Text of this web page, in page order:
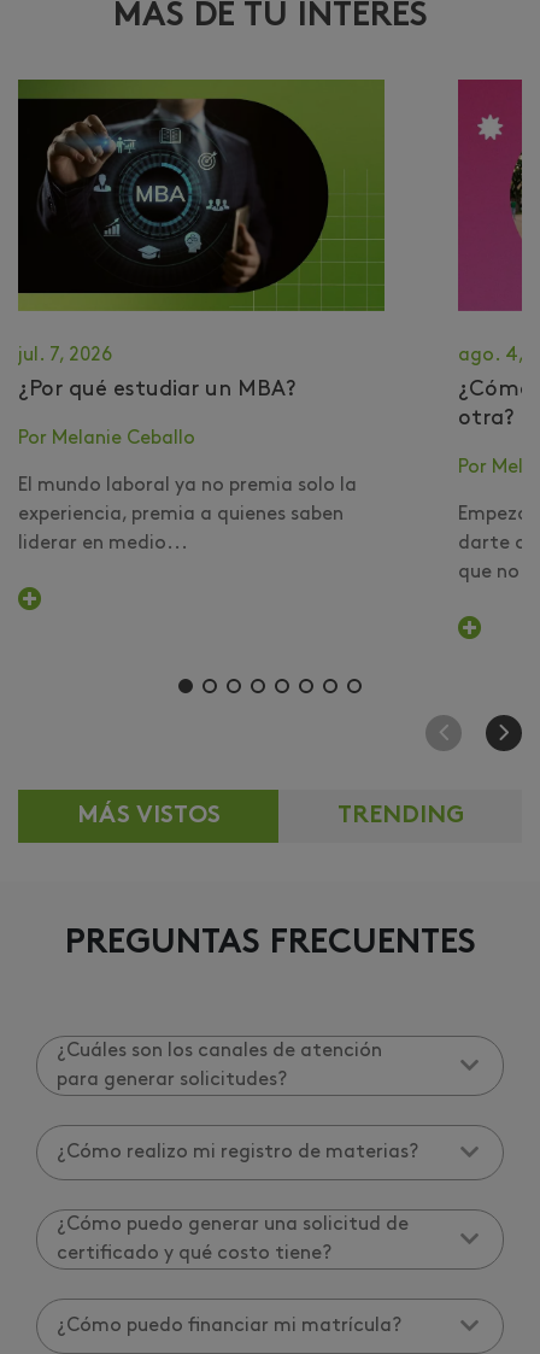
MÁS DE TU INTERÉS
jul. 7, 2026
¿Por qué estudiar un MBA?
Por Melanie Ceballo
El mundo laboral ya no premia solo la
experiencia, premia a quienes saben
liderar en medio...
ago. 4,
​¿Cómo
otra?
Por
darte
que no
MÁS VISTOS TRENDING
PREGUNTAS FRECUENTES
¿Cuáles son los canales de atención
para generar solicitudes?
¿Cómo realizo mi registro de materias?
¿Cómo puedo generar una solicitud de
certificado y qué costo tiene?
¿Cómo puedo financiar mi matrícula?